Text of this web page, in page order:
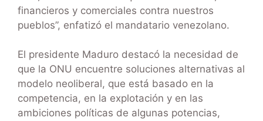
financieros y comerciales contra nuestros
pueblos”, enfatizó el mandatario venezolano.
El presidente Maduro destacó la necesidad de
que la ONU encuentre soluciones alternativas al
modelo neoliberal, que está basado en la
competencia, en la explotación y en las
ambiciones políticas de algunas potencias,